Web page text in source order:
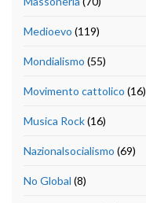
Medioevo (119)
Mondialismo (55)
Movimento cattolico (16)
Musica Rock(16)
Nazionalsocialismo (69)
No Global (8)